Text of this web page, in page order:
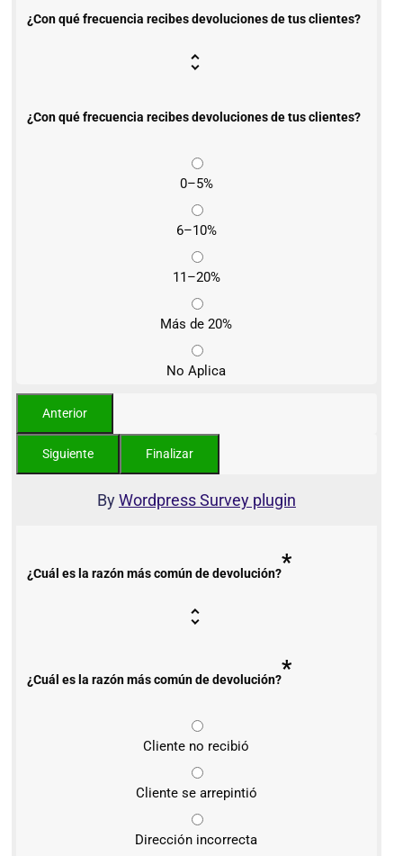
¿Con qué frecuencia recibes devoluciones de tus clientes?
¿Con qué frecuencia recibes devoluciones de tus clientes?
0–5%
6–10%
11–20%
Más de 20%
No Aplica
ByWordpress Survey plugin
¿Cuál es la razón más común de devolución?*
¿Cuál es la razón más común de devolución?*
Cliente no recibió
Cliente se arrepintió
Dirección incorrecta